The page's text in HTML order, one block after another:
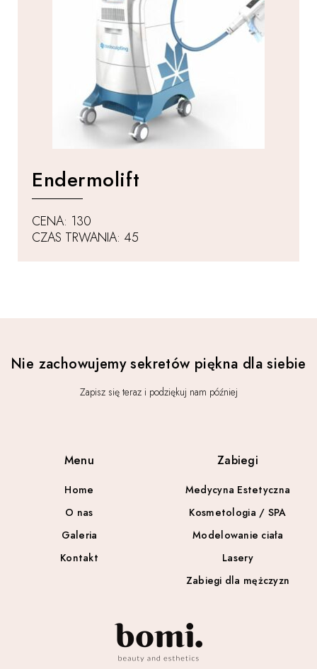
Endermolift
CENA: 130
CZAS TRWANIA: 45
Menu
Home
O nas
Galeria
Kontakt
Zabiegi
Medycyna Estetyczna
Kosmetologia / SPA
Modelowanie ciała
Lasery
Zabiegi dla mężczyzn
Nie zachowujemy sekretów piękna dla siebie
Zapisz się teraz i podziękuj nam później